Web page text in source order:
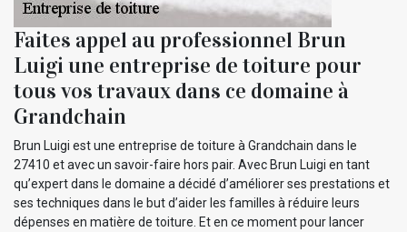
Faites appel au professionnel Brun
Luigi une entreprise de toiture pour
tous vos travaux dans ce domaine à
Grandchain
Brun Luigi est une entreprise de toiture à Grandchain dans le
27410 et avec un savoir-faire hors pair. Avec Brun Luigi en tant
qu’expert dans le domaine a décidé d’améliorer ses prestations et
ses techniques dans le but d’aider les familles à réduire leurs
dépenses en matière de toiture. Et en ce moment pour lancer